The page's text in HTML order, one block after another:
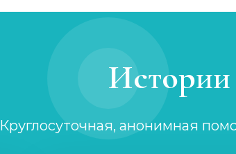
Истории
Круглосуточная, анонимная